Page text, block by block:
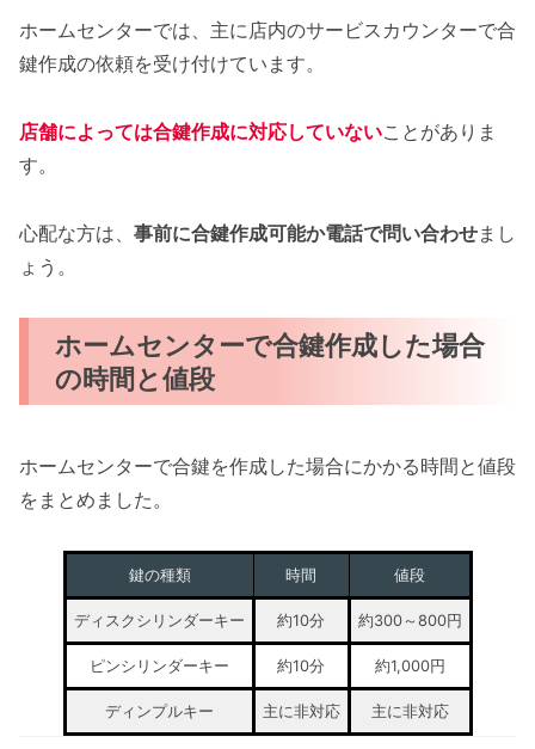
ホームセンターでは、主に店内のサービスカウンターで合
鍵作成の依頼を受け付けています。
店舗によっては合鍵作成に対応していないことがありま
す。
心配な方は、 事前に合鍵作成可能か電話で問い合わせまし
ょう。
ホームセンターで合鍵作成した場合
の時間と値段
ホームセンターで合鍵を作成した場合にかかる時間と値段
をまとめました。
鍵の種類 時間 値段
ディスクシリンダーキー 約10分 約300～800円
ピンシリンダーキー 約10分 約1,000円
ディンプルキー 主に非対応 主に非対応